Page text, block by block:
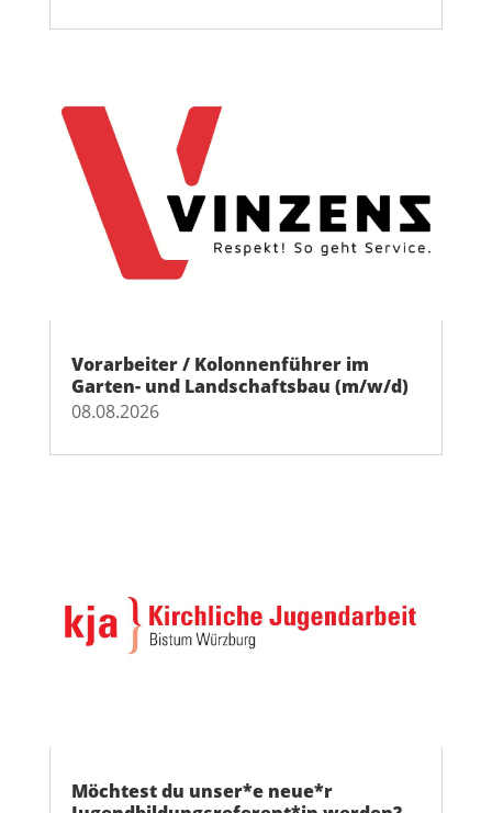
Vorarbeiter / Kolonnenführer im
Garten- und Landschaftsbau (m/w/d)
08.08.2026
Möchtest du unser*e neue*r